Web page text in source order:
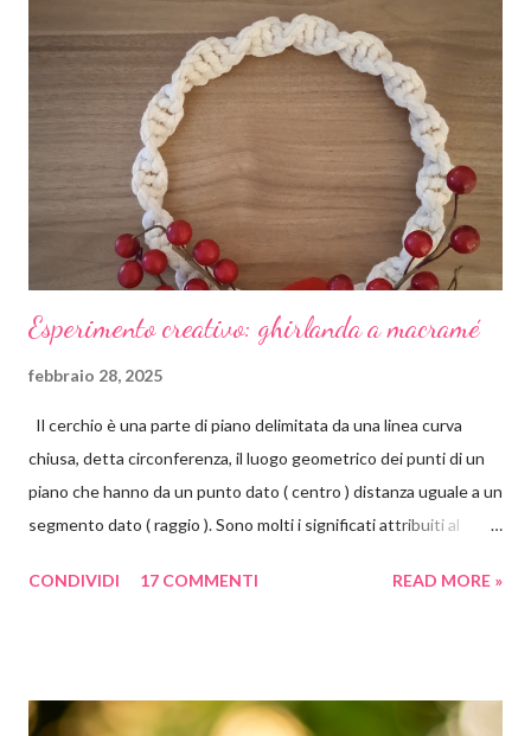
Esperimento creativo: ghirlanda a macramé
febbraio 28, 2025
Il cerchio è una parte di piano delimitata da una linea curva
chiusa, detta circonferenza, il luogo geometrico dei punti di un
piano che hanno da un punto dato ( centro ) distanza uguale a un
segmento dato ( raggio ). Sono molti i significati attribuiti al
presenta né un inizio né una fine, non presenta spigoli.
Secondo la psicologia delle forme, le forme arrotondate come
CONDIVIDI 17 COMMENTI READ MORE »